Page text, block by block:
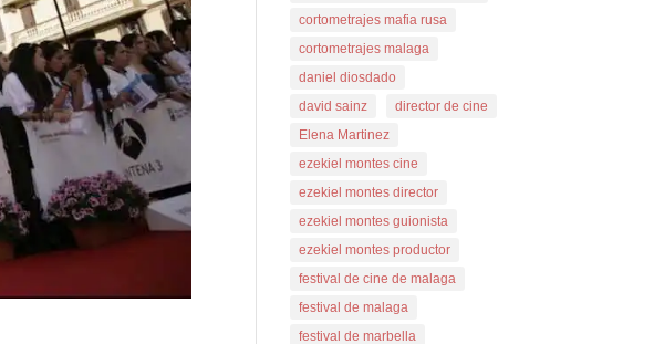
cortometrajes mafia rusa
cortometrajes malaga
daniel diosdado
david sainz
director de cine
Elena Martinez
ezekiel montes cine
ezekiel montes director
ezekiel montes guionista
ezekiel montes productor
festival de cine de malaga
festival de malaga
festival de marbella